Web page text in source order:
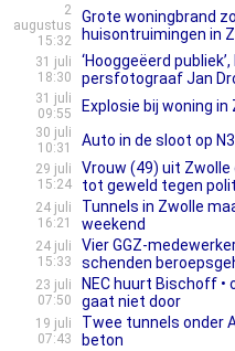
2
augustus
15:32
Grote woningbrand
huisontruimingen in
31 juli
18:30
‘Hooggeëerd
persfotograaf Jan
31 juli
09:55
Explosie bij woning
30 juli
10:31
Auto in de sloot op
29 juli
15:24
Vrouw (49) uit
tot geweld tegen
24 juli
16:21
Tunnels in Zwolle
weekend
24 juli
15:33
Vier GGZ-
schenden
23 juli
07:50
NEC huurt Bischoff
gaat niet door
19 juli
07:43
Twee tunnels onder
beton